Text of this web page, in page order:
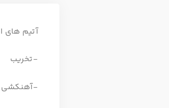
آتیم های
-تخریب
-آهنکشی